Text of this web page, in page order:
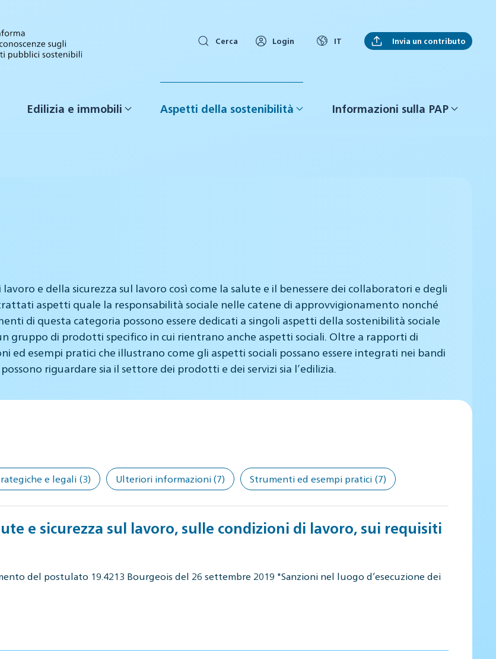
Cerca Login IT Invia un contributo
Edilizia e immobili Aspetti della sostenibilità Informazioni sulla PAP
e della sicurezza sul lavoro così come la salute e il benessere dei collaboratori e degli
aspetti quale la responsabilità sociale nelle catene di approvvigionamento nonché
di questa categoria possono essere dedicati a singoli aspetti della sostenibilità sociale
gruppo di prodotti specifico in cui rientrano anche aspetti sociali. Oltre a rapporti di
ed esempi pratici che illustrano come gli aspetti sociali possano essere integrati nei bandi
riguardare sia il settore dei prodotti e dei servizi sia l’edilizia.
e legali (3) Ulteriori informazioni (7) Strumenti ed esempi pratici (7)
e sicurezza sul lavoro, sulle condizioni di lavoro, sui requisiti
del postulato 19.4213 Bourgeois del 26 settembre 2019 "Sanzioni nel luogo d’esecuzione dei